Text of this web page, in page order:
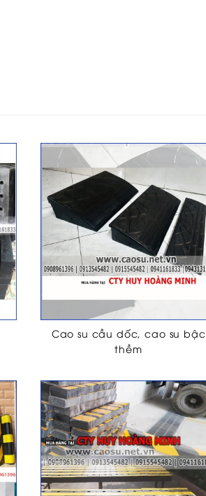
Cao su cầu dốc, cao su bậc
thềm